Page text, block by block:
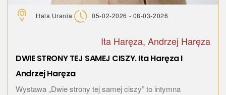
Hala Urania 05-02-2026 - 08-03-2026
Ita Haręza, Andrzej Haręza
DWIE STRONY TEJ SAMEJ CISZY. Ita Haręza I
Andrzej Haręza
Wystawa „Dwie strony tej samej ciszy” to intymna